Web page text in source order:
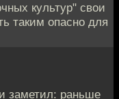
культур" свои
таким опасно для
заметил: раньше